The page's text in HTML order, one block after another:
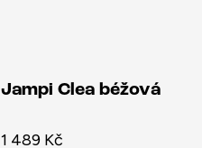
Jampi Clea béžová
1 489 Kč